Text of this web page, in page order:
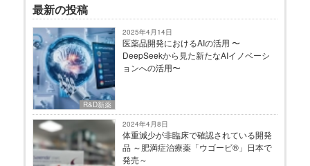
最新の投稿
R&D新薬
2025年4月14日
医薬品開発におけるAIの活用 〜
DeepSeekから見た新たなAIイノベーシ
ョンへの活用〜
2024年4月8日
体重減少が非臨床で確認されている開発
品 ～肥満症治療薬「ウゴービ®」日本で
発売～